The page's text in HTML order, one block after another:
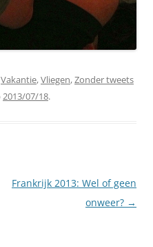
Vakantie,Vliegen,Zonder tweets
2013/07/18.
Frankrijk 2013: Wel of geen
onweer? →